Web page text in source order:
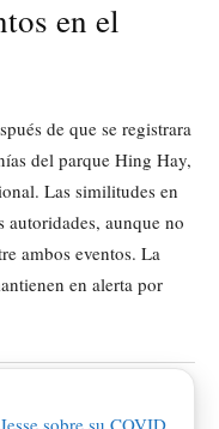
en el
de que se registrara
del parque Hing Hay,
Las similitudes en
autoridades, aunque no
ambos eventos. La
en alerta por